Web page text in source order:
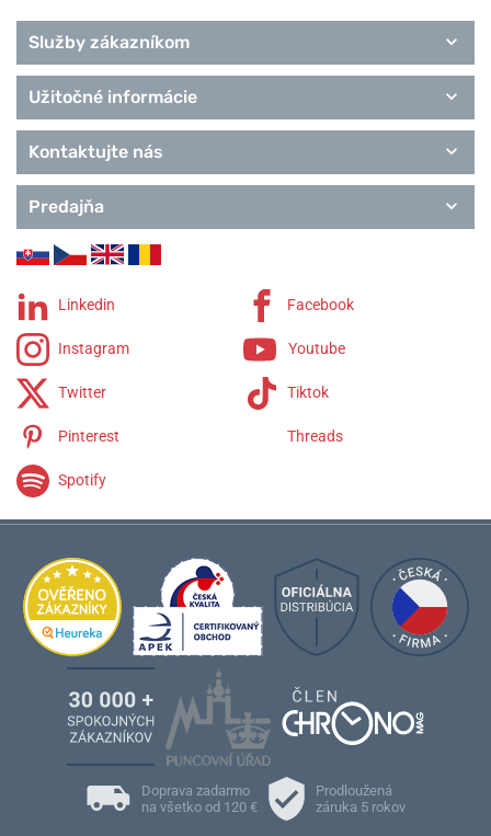
Služby zákazníkom
Užitočné informácie
Kontaktujte nás
Predajňa
Linkedin Facebook
Instagram Youtube
Twitter Tiktok
Pinterest Threads
Spotify
Doprava zadarmo
na všetko od 120 €
Prodloužená
záruka 5 rokov